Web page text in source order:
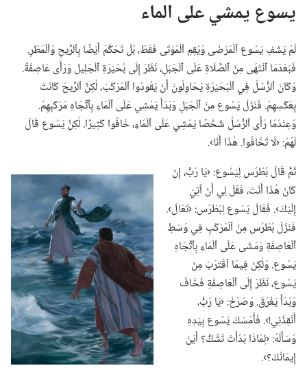
يسوع يمشي على الماء
لَمْ يَشْفِ يَسُوع ٱلْمَرْضَى وَيُقِمِ ٱلْمَوْتَى فَقَطْ،‏ بَلْ تَحَكَّمَ أَيْضًا بِٱلرِّيحِ وَٱلْمَطَرِ.‏
فَبَعْدَمَا ٱنْتَهَى مِنَ ٱلصَّلَاةِ عَلَى ٱلْجَبَلِ،‏ نَظَرَ إِلَى بُحَيْرَةِ ٱلْجَلِيل وَرَأَى عَاصِفَةً.‏
وَكَانَ ٱلرُّسُلُ فِي ٱلْبُحَيْرَةِ يُحَاوِلُونَ أَنْ يَقُودُوا ٱلْمَرْكَبَ،‏ لٰكِنَّ ٱلرِّيحَ كَانَتْ
بِعَكْسِهِمْ.‏ فَنَزَلَ يَسُوع مِنَ ٱلْجَبَلِ وَبَدَأَ يَمْشِي عَلَى ٱلْمَاءِ بِٱتِّجَاهِ مَرْكَبِهِمْ.‏
وَعِنْدَمَا رَأَى ٱلرُّسُلُ شَخْصًا يَمْشِي عَلَى ٱلْمَاءِ،‏ خَافُوا كَثِيرًا.‏ لٰكِنَّ يَسُوع قَالَ
لَهُمْ:‏ ‹لَا تَخَافُوا.‏ هٰذَا أَنَا›.‏
ثُمَّ قَالَ بُطْرُس لِيَسُوع:‏ ‹يَا رَبُّ،‏ إِنْ
كَانَ هٰذَا أَنْتَ،‏ فَقُلْ لِي أَنْ آتِيَ
إِلَيْكَ›.‏ فَقَالَ يَسُوع لِبُطْرُس:‏ ‹تَعَالَ›.‏
فَنَزَلَ بُطْرُس مِنَ ٱلْمَرْكَبِ فِي وَسَطِ
ٱلْعَاصِفَةِ وَمَشَى عَلَى ٱلْمَاءِ بِٱتِّجَاهِ
يَسُوع.‏ وَلٰكِنْ فِيمَا ٱقْتَرَبَ مِنْ
يَسُوع،‏ نَظَرَ إِلَى ٱلْعَاصِفَةِ فَخَافَ
وَبَدَأَ يَغْرَقُ.‏ وَصَرَخَ:‏ ‹يَا رَبُّ،‏
أَنْقِذْنِي!‏›.‏ فَأَمْسَكَ يَسُوع بِيَدِهِ
وَسَأَلَهُ:‏ ‹لِمَاذَا بَدَأْتَ تَشُكُّ؟‏ أَيْنَ
إِيمَانُكَ؟‏›.‏